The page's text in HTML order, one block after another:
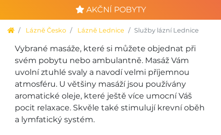
AKČNÍ POBYTY
Lázně Česko Lázně Lednice Služby lázní Lednice
Vybrané masáže, které si můžete objednat při
svém pobytu nebo ambulantně. Masáž Vám
uvolní ztuhlé svaly a navodí velmi příjemnou
atmosféru. U většiny masáží jsou používány
aromatické oleje, které ještě více umocní Váš
pocit relaxace. Skvěle také stimulují krevní oběh
a lymfatický systém.